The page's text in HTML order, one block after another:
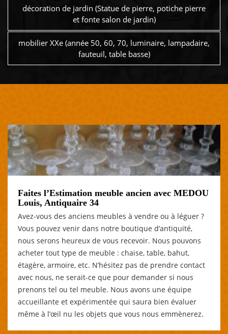
décoration de jardin (Statue de pierre, potiche pierre
et fonte salon de jardin)
mobilier XXe (année 50, 60, 70, luminaire, lampadaire,
fauteuil, table basse)
Faites l’Estimation meuble ancien avec MEDOU
Louis, Antiquaire 34
Avez-vous des anciens meubles à vendre ou à léguer ?
Vous pouvez venir dans notre boutique d’antiquité,
nous serons heureux de vous recevoir. Nous pouvons
acheter tout type de meuble : chaise, table, bahut,
étagère, armoire, etc. N’hésitez pas de prendre contact
avec nous, ne serait-ce que pour demander si nous
prenons tel ou tel meuble. Nous avons une équipe
accueillante et expérimentée qui saura bien évaluer
même à l’œil nu les objets que vous nous emmènerez.